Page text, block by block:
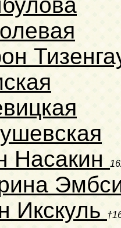
Насакин
Икскуль